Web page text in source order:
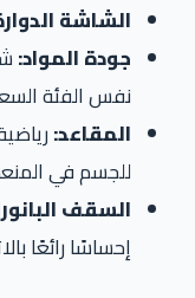
الشاشة
جودة المواد:
نفس الفئة
المقاعد:
للجسم في
السقف
إحساسًا رائعًا